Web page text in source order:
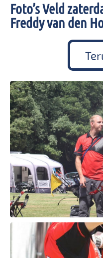
Foto’s Veld
Freddy van den